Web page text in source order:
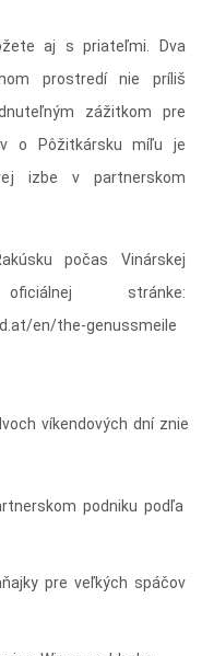
aj s priateľmi. Dva
prostredí nie príliš
zážitkom pre
o Pôžitkársku míľu je
izbe v partnerskom
počas Vinárskej
stránke:
en/the-genussmeile
víkendových dní znie
podniku podľa
pre veľkých spáčov